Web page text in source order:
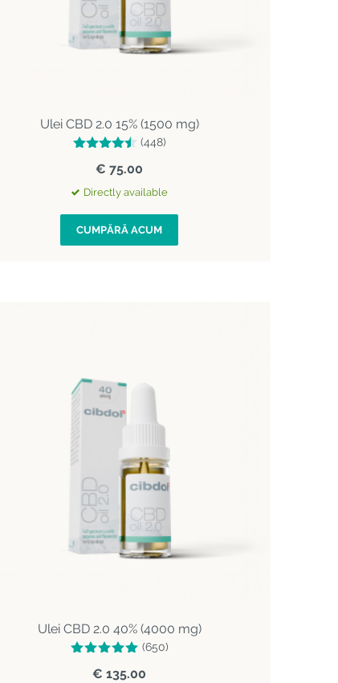
Ulei CBD 2.0 15% (1500 mg)
(448)
€ 75.00
Directly available
CUMPĂRĂ ACUM
Ulei CBD 2.0 40% (4000 mg)
(650)
€ 135.00